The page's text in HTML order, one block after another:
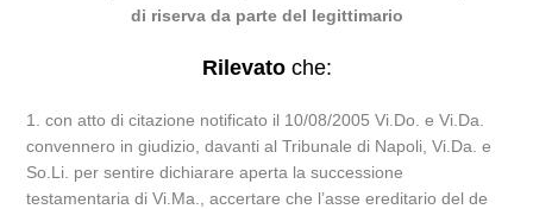
di riserva da parte del legittimario
Rilevatoche:
1. con atto di citazione notificato il 10/08/2005 Vi.Do. e Vi.Da.
convennero in giudizio, davanti al Tribunale di Napoli, Vi.Da. e
So.Li. per sentire dichiarare aperta la successione
testamentaria di Vi.Ma., accertare che l’asse ereditario del de